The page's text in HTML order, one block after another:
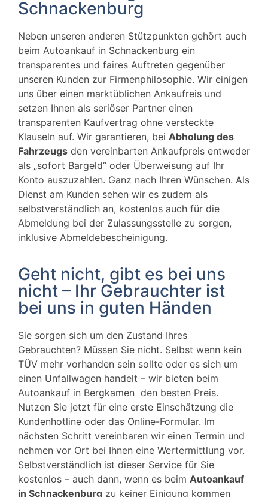
Schnackenburg
Neben unseren anderen Stützpunkten gehört auch
beim Autoankauf in Schnackenburg ein
transparentes und faires Auftreten gegenüber
unseren Kunden zur Firmenphilosophie. Wir einigen
uns über einen marktüblichen Ankaufreis und
setzen Ihnen als seriöser Partner einen
transparenten Kaufvertrag ohne versteckte
Klauseln auf. Wir garantieren, bei Abholung des
Fahrzeugs den vereinbarten Ankaufpreis entweder
als „sofort Bargeld“ oder Überweisung auf Ihr
Konto auszuzahlen. Ganz nach Ihren Wünschen. Als
Dienst am Kunden sehen wir es zudem als
selbstverständlich an, kostenlos auch für die
Abmeldung bei der Zulassungsstelle zu sorgen,
inklusive Abmeldebescheinigung.
Geht nicht, gibt es bei uns
nicht – Ihr Gebrauchter ist
bei uns in guten Händen
Sie sorgen sich um den Zustand Ihres
Gebrauchten? Müssen Sie nicht. Selbst wenn kein
TÜV mehr vorhanden sein sollte oder es sich um
einen Unfallwagen handelt – wir bieten beim
Autoankauf in Bergkamen den besten Preis.
Nutzen Sie jetzt für eine erste Einschätzung die
Kundenhotline oder das Online-Formular. Im
nächsten Schritt vereinbaren wir einen Termin und
nehmen vor Ort bei Ihnen eine Wertermittlung vor.
Selbstverständlich ist dieser Service für Sie
kostenlos – auch dann, wenn es beim Autoankauf
in Schnackenburg zu keiner Einigung kommen